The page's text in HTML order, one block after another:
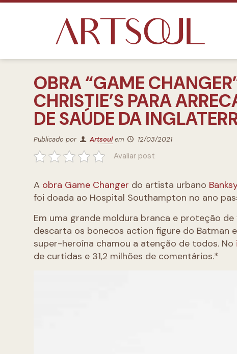
OBRA “GAME
CHRISTIE’S PARA
DE SAÚDE DA
Publicado por Artsoul em 12/03/2021
Avaliar post
A obra Game Changer do artista urbano
foi doada ao Hospital Southampton no ano
Em uma grande moldura branca e proteção
descarta os bonecos action figure do Batman
super-heroína chamou a atenção de todos. No
de curtidas e 31,2 milhões de comentários.*